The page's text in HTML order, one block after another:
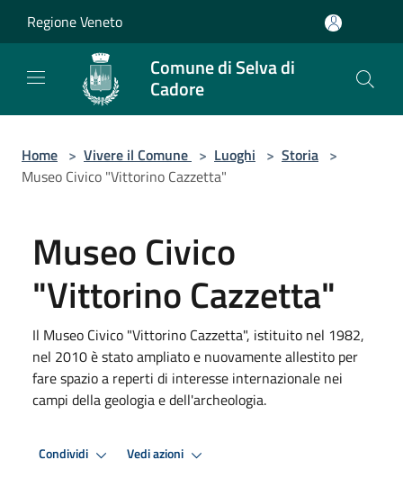
Regione Veneto
Comune di Selva di
Cadore
Home > Vivere il Comune > Luoghi > Storia >
Museo Civico "Vittorino Cazzetta"
Museo Civico
"Vittorino Cazzetta"
Il Museo Civico "Vittorino Cazzetta", istituito nel 1982,
nel 2010 è stato ampliato e nuovamente allestito per
fare spazio a reperti di interesse internazionale nei
campi della geologia e dell'archeologia.
Condividi Vedi azioni